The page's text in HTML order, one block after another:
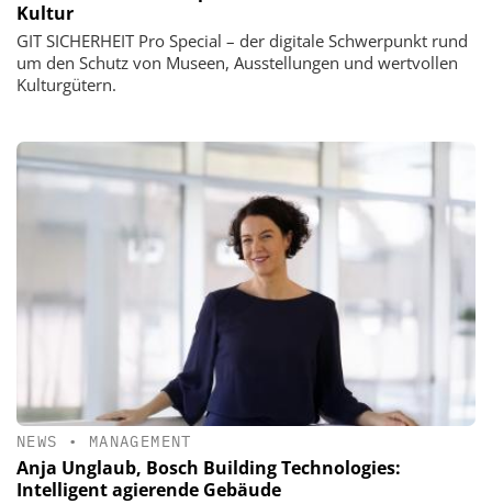
Kultur
GIT SICHERHEIT Pro Special – der digitale Schwerpunkt rund
um den Schutz von Museen, Ausstellungen und wertvollen
Kulturgütern.
NEWS • MANAGEMENT
Anja Unglaub, Bosch Building Technologies:
Intelligent agierende Gebäude